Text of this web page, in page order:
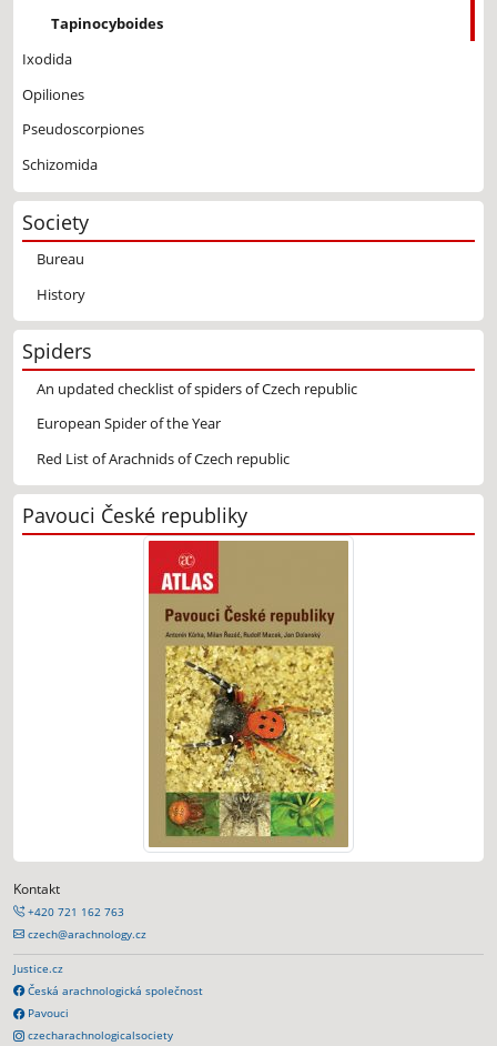
Tapinocyboides
Ixodida
Opiliones
Pseudoscorpiones
Schizomida
Society
Bureau
History
Spiders
An updated checklist of spiders of Czech republic
European Spider of the Year
Red List of Arachnids of Czech republic
Pavouci České republiky
Kontakt
+420 721 162 763
czech@arachnology.cz
Justice.cz
Česká arachnologická společnost
Pavouci
czecharachnologicalsociety